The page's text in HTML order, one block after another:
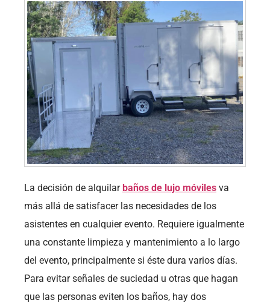
La decisión de alquilarbaños de lujo móviles va
más allá de satisfacer las necesidades de los
asistentes en cualquier evento. Requiere igualmente
una constante limpieza y mantenimiento a lo largo
del evento, principalmente si éste dura varios días.
Para evitar señales de suciedad u otras que hagan
que las personas eviten los baños, hay dos